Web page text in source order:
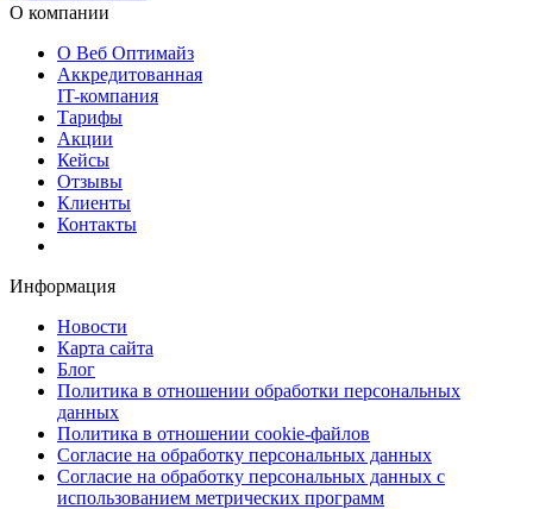
О компании
О Веб Оптимайз
Аккредитованная
IT-компания
Тарифы
Акции
Кейсы
Отзывы
Клиенты
Контакты
Информация
Новости
Карта сайта
Блог
Политика в отношении обработки персональных
данных
Политика в отношении cookie-файлов
Согласие на обработку персональных данных
Согласие на обработку персональных данных с
использованием метрических программ